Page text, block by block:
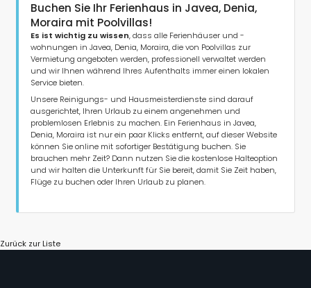
Buchen Sie Ihr Ferienhaus in Javea, Denia,
Moraira mit Poolvillas!
Es ist wichtig zu wissen, dass alle Ferienhäuser und -
wohnungen in Javea, Denia, Moraira, die von Poolvillas zur
Vermietung angeboten werden, professionell verwaltet werden
und wir Ihnen während Ihres Aufenthalts immer einen lokalen
Service bieten.
Unsere Reinigungs- und Hausmeisterdienste sind darauf
ausgerichtet, Ihren Urlaub zu einem angenehmen und
problemlosen Erlebnis zu machen. Ein Ferienhaus in Javea,
Denia, Moraira ist nur ein paar Klicks entfernt, auf dieser Website
können Sie online mit sofortiger Bestätigung buchen. Sie
brauchen mehr Zeit? Dann nutzen Sie die kostenlose Halteoption
und wir halten die Unterkunft für Sie bereit, damit Sie Zeit haben,
Flüge zu buchen oder Ihren Urlaub zu planen.
Zurück zur Liste